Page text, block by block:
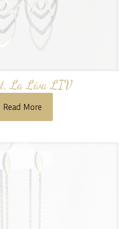
La Liva LIV
Read More